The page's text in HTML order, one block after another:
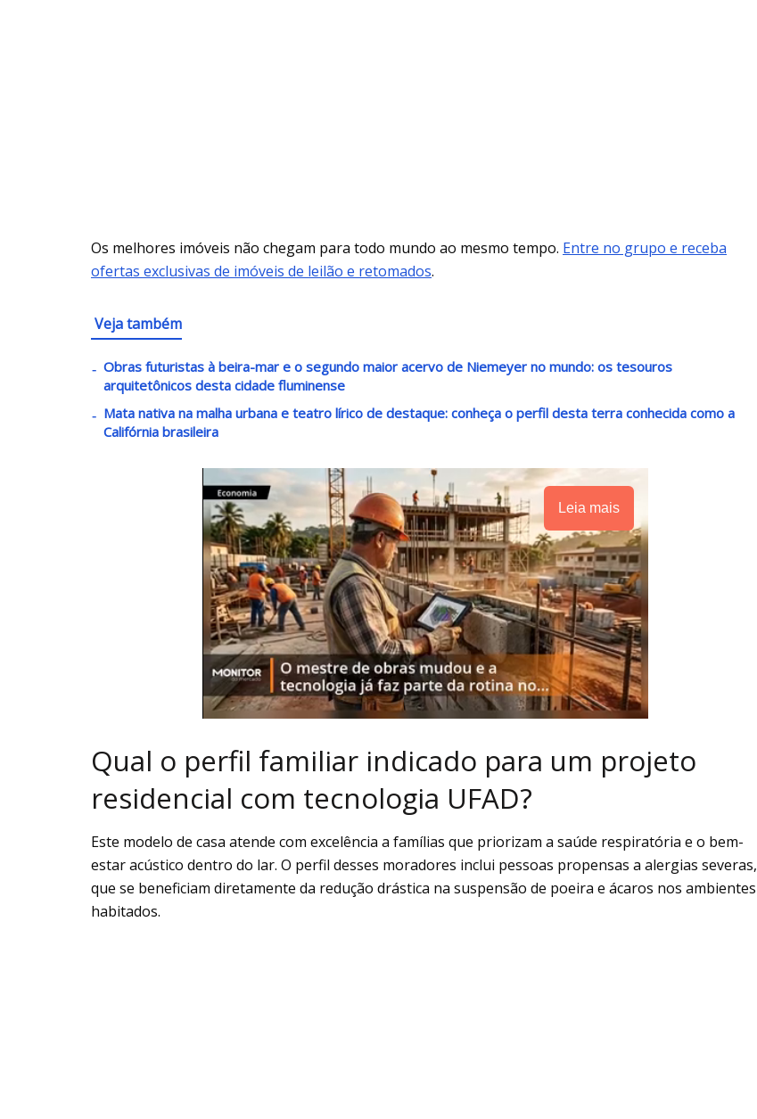
Os melhores imóveis não chegam para todo mundo ao mesmo tempo. Entre no grupo e receba
ofertas exclusivas de imóveis de leilão e retomados.
Veja também
Obras futuristas à beira-mar e o segundo maior acervo de Niemeyer no mundo: os tesouros
arquitetônicos desta cidade fluminense
Mata nativa na malha urbana e teatro lírico de destaque: conheça o perfil desta terra conhecida como a
Califórnia brasileira
Leia mais
Qual o perfil familiar indicado para um projeto
residencial com tecnologia UFAD?
Este modelo de casa atende com excelência a famílias que priorizam a saúde respiratória e o bem-
estar acústico dentro do lar. O perfil desses moradores inclui pessoas propensas a alergias severas,
que se beneficiam diretamente da redução drástica na suspensão de poeira e ácaros nos ambientes
habitados.